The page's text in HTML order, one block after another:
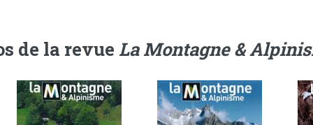
de la revue La Montagne &